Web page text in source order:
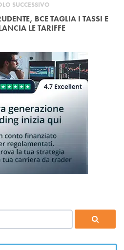
SUCCESSIVO
BCE TAGLIA I TASSI E
LE TARIFFE